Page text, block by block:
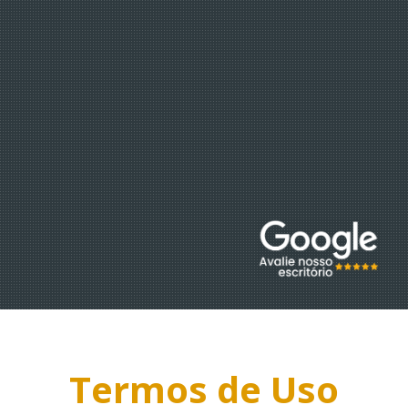
O ESCRITÓRIO
EQUIPE
EBOOKS
Termos de Uso